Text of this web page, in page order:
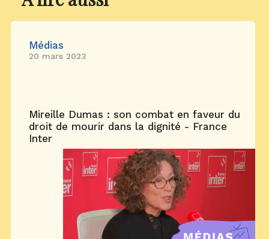
Médias
20 mars 2023
Mireille Dumas : son combat en faveur du
droit de mourir dans la dignité - France
Inter